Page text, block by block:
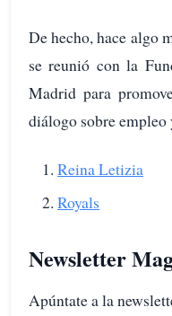
De hecho, hace algo
se reunió con la
Madrid para
diálogo sobre empleo
Reina Letizia
Royals
Newsletter
Apúntate a la